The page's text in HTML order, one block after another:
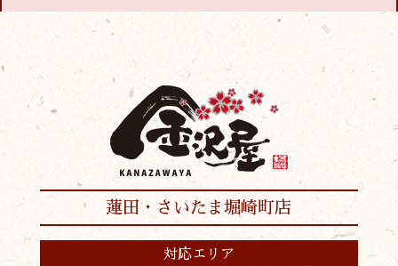
蓮田・さいたま堀崎町店
対応エリア